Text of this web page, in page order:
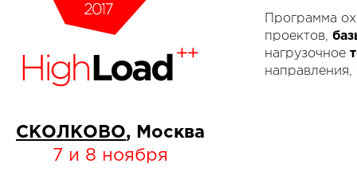
СКОЛКОВО, Москва
7 и 8 ноября
Программа
проектов,
нагрузочное